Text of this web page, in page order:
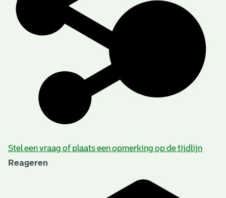
Stel een vraag of plaats een opmerking op de tijdlijn
Reageren